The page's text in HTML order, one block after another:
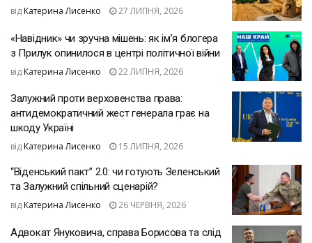
від Катерина Лисенко 27 ЛИПНЯ, 2026
«Навідник» чи зручна мішень: як ім’я блогера
з Прилук опинилося в центрі політичної війни
від Катерина Лисенко 22 ЛИПНЯ, 2026
Залужний проти верховенства права:
антидемократичний жест генерала грає на
шкоду Україні
від Катерина Лисенко 15 ЛИПНЯ, 2026
“Віденський пакт” 2.0: чи готують Зеленський
та Залужний спільний сценарій?
від Катерина Лисенко 26 ЧЕРВНЯ, 2026
Адвокат Януковича, справа Борисова та слід